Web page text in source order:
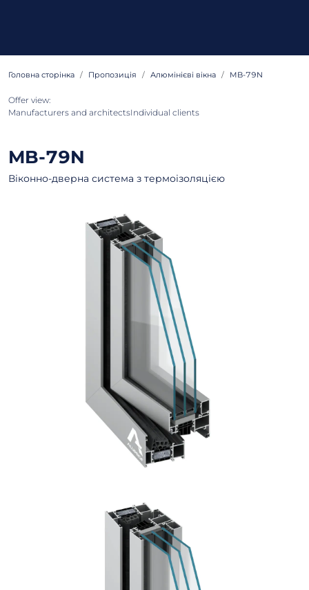
Головна сторінка Пропозиція Алюмінієві вікна MB-79N
Offer view:
Manufacturers and architectsIndividual clients
MB-79N
Віконно-дверна система з термоізоляцією